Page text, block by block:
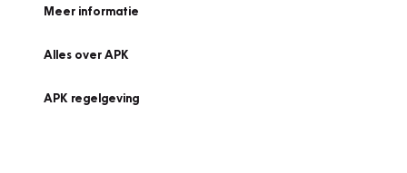
Meer informatie
Alles over APK
APK regelgeving